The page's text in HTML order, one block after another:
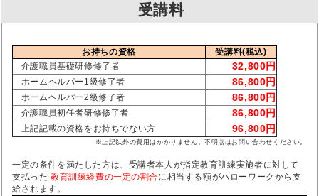
受講料
お持ちの資格
受講料(税込)
介護職員基礎研修修了者
32,800円
ホームヘルパー1級修了者 86,800円
ホームヘルパー2級修了者 86,800円
介護職員初任者研修修了者 86,800円
上記記載の資格をお持ちでない方 96,800円
※上記以外の費用はかかりません。不明点はお問い合わせください。
一定の条件を満たした方は、受講者本人が指定教育訓練実施者に対して
支払った 教育訓練経費の一定の割合に相当する額がハローワークから支
給されます。